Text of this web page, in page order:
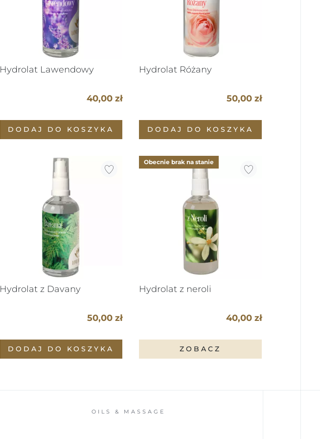
Hydrolat Lawendowy
40,00 zł
DODAJ DO KOSZYKA
Hydrolat Różany
50,00 zł
DODAJ DO KOSZYKA
Hydrolat z Davany
50,00 zł
DODAJ DO KOSZYKA
Obecnie brak na stanie
Hydrolat z neroli
40,00 zł
ZOBACZ
OILS & MASSAGE